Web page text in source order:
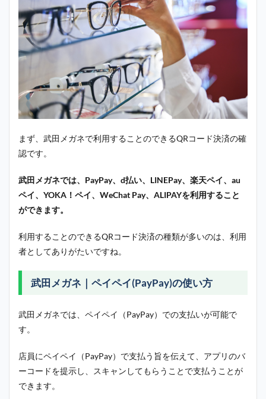
まず、武田メガネで利用することのできるQRコード決済の確
認です。
武田メガネでは、PayPay、d払い、LINEPay、楽天ペイ、au
ペイ、YOKA！ペイ、WeChat Pay、ALIPAYを利用すること
ができます。
利用することのできるQRコード決済の種類が多いのは、利用
者としてありがたいですね。
武田メガネ｜ペイペイ(PayPay)の使い方
武田メガネでは、ペイペイ（PayPay）での支払いが可能で
す。
店員にペイペイ（PayPay）で支払う旨を伝えて、アプリのバ
ーコードを提示し、スキャンしてもらうことで支払うことが
できます。